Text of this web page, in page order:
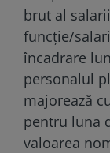
brut al
funcţie/
încadrare
personalul
majorează
pentru luna
valoarea